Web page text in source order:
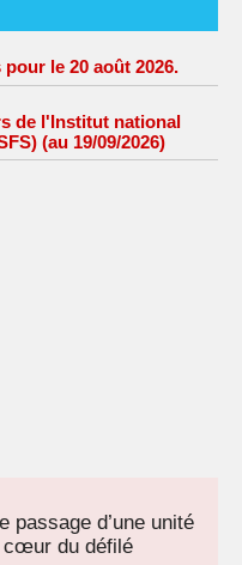
le 20 août 2026.
de l'Institut national
(au 19/09/2026)
passage d’une unité
cœur du défilé